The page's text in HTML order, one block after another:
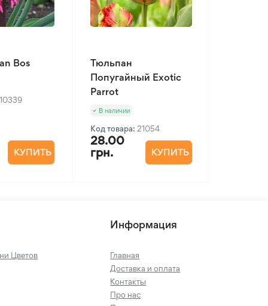
Bos
10339
КУПИТЬ
Тюльпан
Попугайный Exotic
Parrot
В наличии
Код товара: 21054
28.00
грн.
КУПИТЬ
Цветов
Информация
Главная
Доставка и оплата
Контакты
Про нас